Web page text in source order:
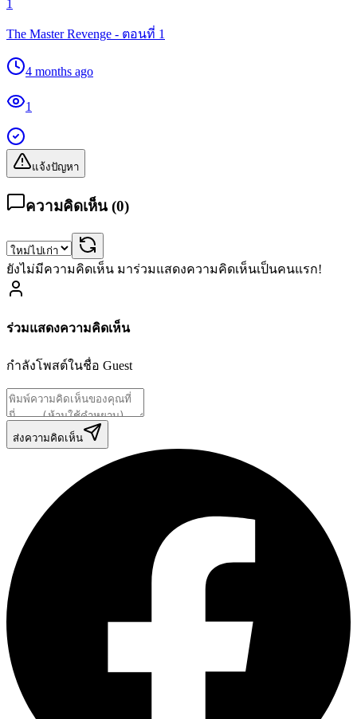
1
The Master Revenge - ตอนที่ 1
4 months ago
1
แจ้งปัญหา
ความคิดเห็น (0)
ยังไม่มีความคิดเห็น มาร่วมแสดงความคิดเห็นเป็นคนแรก!
ร่วมแสดงความคิดเห็น
กำลังโพสต์ในชื่อ Guest
ส่งความคิดเห็น